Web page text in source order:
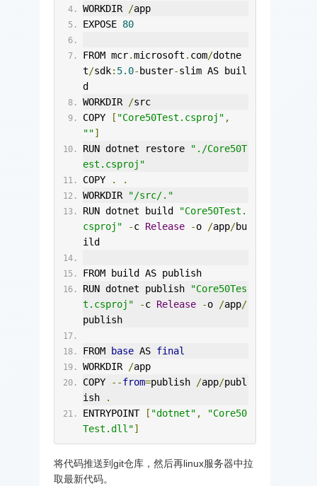
WORKDIR /app
EXPOSE 80
FROM mcr.microsoft . com/dotne
t/sdk: 5.0- buster-slim AS buil
d
WORKDIR /src
COPY
[ "Core50Test.csproj" ,
""]
RUN dotnet restore
"./Core50T
est.csproj"
COPY
.
.
WORKDIR "/src/."
RUN dotnet build
"Core50Test.
csproj"
-c Release -o /app/bu
ild
FROM build AS publish
RUN dotnet publish
"Core50Tes
t.csproj"
-c Release -o /app/
publish
FROM base AS final
WORKDIR /app
COPY
--from=publish /app/publ
ish
.
ENTRYPOINT
[ "dotnet" ,
"Core50
Test.dll"]
将代码推送到git仓库，然后再linux服务器中拉
取最新代码。